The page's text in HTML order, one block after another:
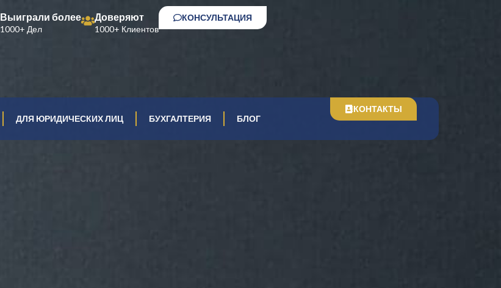
Выиграли более
1000+ Дел
Доверяют
1000+ Клиентов
КОНСУЛЬТАЦИЯ
ДЛЯ ЮРИДИЧЕСКИХ ЛИЦ БУХГАЛТЕРИЯ БЛОГ
КОНТАКТЫ